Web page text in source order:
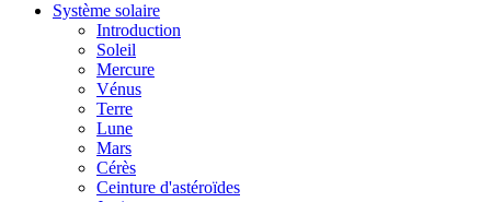
Système solaire
Introduction
Soleil
Mercure
Vénus
Terre
Lune
Mars
Cérès
Ceinture d'astéroïdes